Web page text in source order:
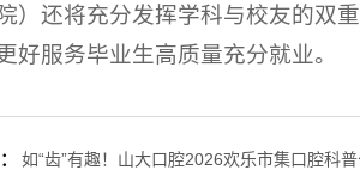
院）还将充分发挥学科与校友的双
好服务毕业生高质量充分就业。
如“齿”有趣！山大口腔2026欢乐市集口腔科普